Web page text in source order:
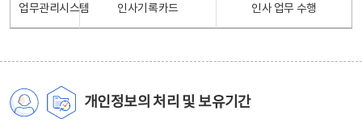
업무관리시스템 인사기록카드 인사 업무 수행
개인정보의 처리 및 보유기간